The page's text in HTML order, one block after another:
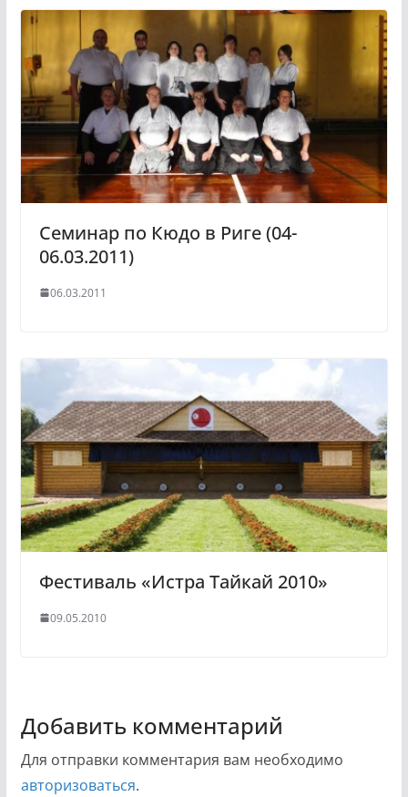
Семинар по Кюдо в Риге (04-
06.03.2011)
06.03.2011
Фестиваль «Истра Тайкай 2010»
09.05.2010
Добавить комментарий
Для отправки комментария вам необходимо
авторизоваться.